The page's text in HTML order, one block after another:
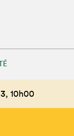
10h00